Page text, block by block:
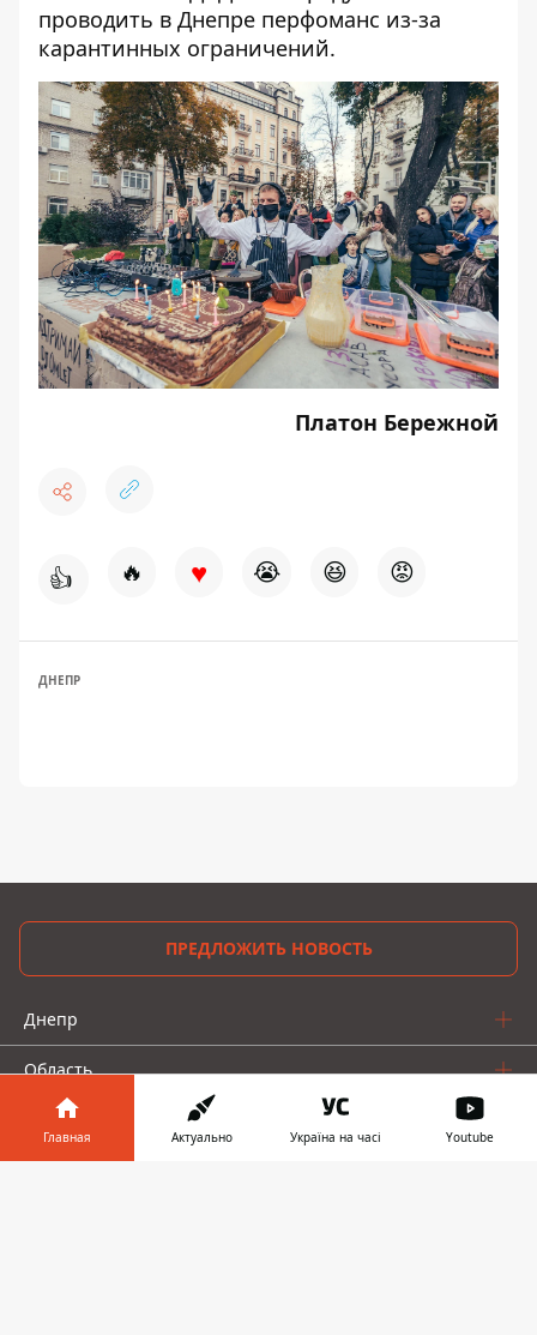
проводить в Днепре перфоманс из-за
карантинных ограничений.
Платон Бережной
👍 🔥 ♥ 😭 😆 😡
ДНЕПР
ПРЕДЛОЖИТЬ НОВОСТЬ
Днепр
Область
Украина
Главная Актуально Україна на часі Youtube